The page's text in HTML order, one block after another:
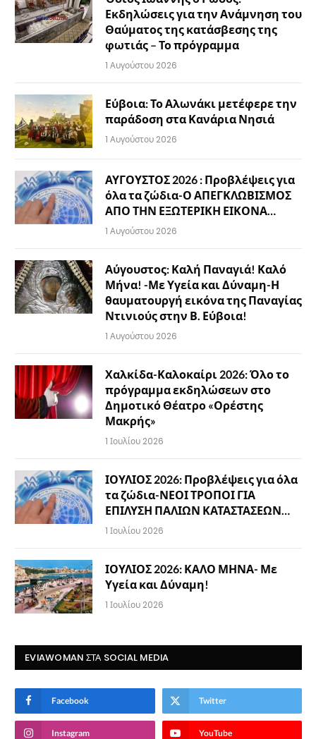
Εκδηλώσεις για την Ανάμνηση του
Θαύματος της κατάσβεσης της
φωτιάς – Το πρόγραμμα
1 Αυγούστου 2026
Εύβοια: Το Αλωνάκι μετέφερε την
παράδοση στα Κανάρια Νησιά
1 Αυγούστου 2026
ΑΥΓΟΥΣΤΟΣ 2026 : Προβλέψεις για
όλα τα ζώδια-Ο ΑΠΕΓΚΛΩΒΙΣΜΟΣ
ΑΠΟ ΤΗΝ ΕΞΩΤΕΡΙΚΗ ΕΙΚΟΝΑ…
1 Αυγούστου 2026
Αύγουστος: Καλή Παναγιά! Καλό
Μήνα! -Με Υγεία και Δύναμη-Η
θαυματουργή εικόνα της Παναγίας
Ντινιούς στην Β. Εύβοια!
1 Αυγούστου 2026
Χαλκίδα-Καλοκαίρι 2026: Όλο το
πρόγραμμα εκδηλώσεων στο
Δημοτικό Θέατρο «Ορέστης
Μακρής»
1 Ιουλίου 2026
ΙΟΥΛΙΟΣ 2026: Προβλέψεις για όλα
τα ζώδια-ΝΕΟΙ ΤΡΟΠΟΙ ΓΙΑ
ΕΠΙΛΥΣΗ ΠΑΛΙΩΝ ΚΑΤΑΣΤΑΣΕΩΝ…
1 Ιουλίου 2026
ΙΟΥΛΙΟΣ 2026: ΚΑΛΟ ΜΗΝΑ- Με
Υγεία και Δύναμη!
1 Ιουλίου 2026
EVIAWOMAN ΣΤΑ SOCIAL MEDIA
Facebook Twitter
Instagram YouTube